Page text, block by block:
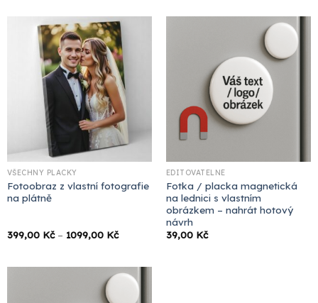
VŠECHNY PLACKY
Fotoobraz z vlastní fotografie
na plátně
399,00 Kč – 1099,00 KčRozpětí
1099,00 Kč
EDITOVATELNÉ
Fotka / placka magnetická
na lednici s vlastním
obrázkem – nahrát hotový
návrh
39,00 Kč